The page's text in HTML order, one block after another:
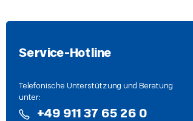
Service-Hotline
Telefonische Unterstützung und Beratung
unter:
+49 911 37 65 26 0